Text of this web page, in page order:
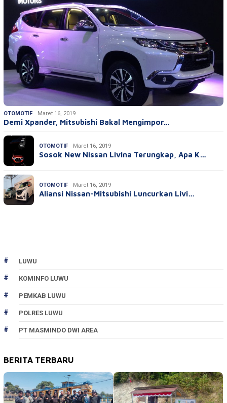
OTOMOTIF Maret 16, 2019
Demi Xpander, Mitsubishi Bakal Mengimpor…
OTOMOTIF Maret 16, 2019
Sosok New Nissan Livina Terungkap, Apa K…
OTOMOTIF Maret 16, 2019
Aliansi Nissan-Mitsubishi Luncurkan Livi…
LUWU
KOMINFO LUWU
PEMKAB LUWU
POLRES LUWU
PT MASMINDO DWI AREA
BERITA TERBARU